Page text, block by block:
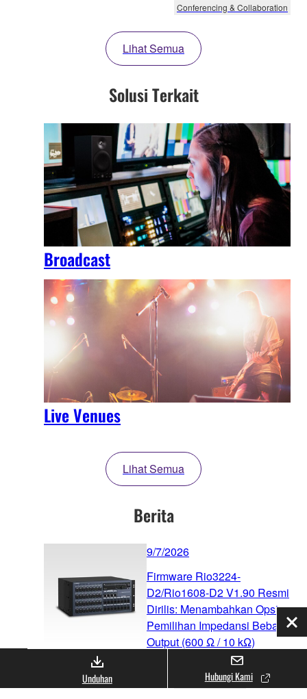
Conferencing & Collaboration
Lihat Semua
Solusi Terkait
Broadcast
Live Venues
Lihat Semua
Berita
9/7/2026
Firmware Rio3224-
D2/Rio1608-D2 V1.90 Resmi
Dirilis: Menambahkan Opsi
Pemilihan Impedansi Beban
Output (600 Ω / 10 kΩ)
Antarmuka
Software Updates
Unduhan Hubungi Kami